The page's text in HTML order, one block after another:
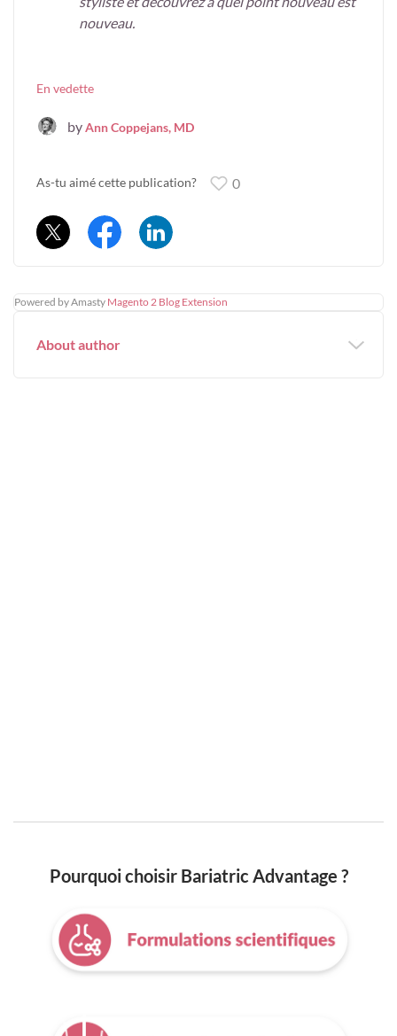
nouveau.
En vedette
byAnn Coppejans, MD
As-tu aimé cette publication? 0
Powered by Amasty Magento 2 Blog Extension
About author
Pourquoi choisir Bariatric Advantage ?